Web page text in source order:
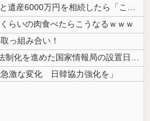
【衝撃】 ワイ、保険金2億円と遺産6000万円を相続したら「こう」なっ...
らいの肉食べたらこうなるｗｗｗ
っ組み合い！
（ ´_ゝ`）中国「高市政権が法制化を進めた国家情報局の設置日が7月3...
激な変化 日韓協力強化を」